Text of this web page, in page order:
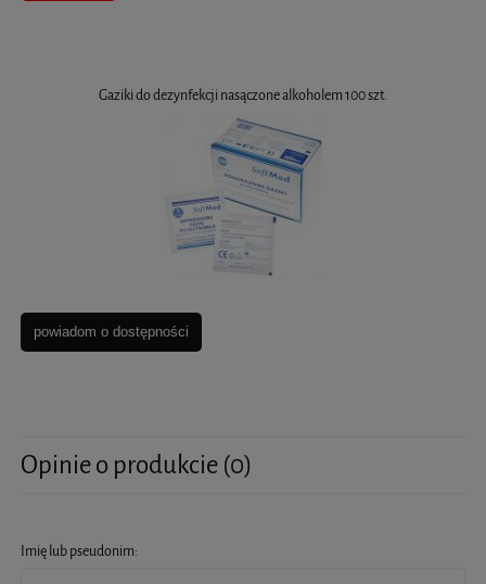
Gaziki do dezynfekcji nasączone alkoholem 100 szt.
powiadom o dostępności
Opinie o produkcie (0)
Imię lub pseudonim: